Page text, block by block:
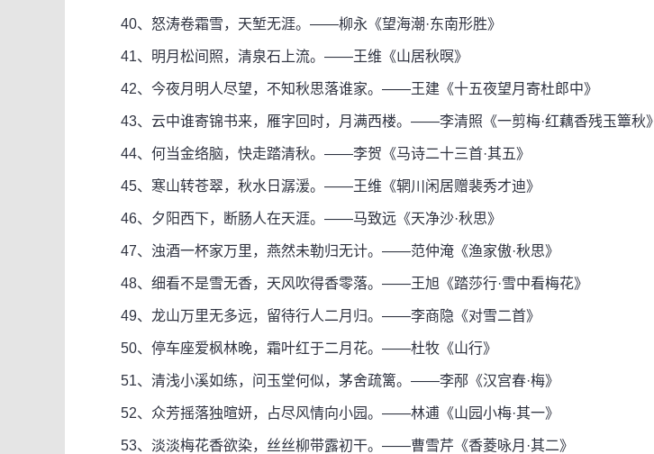
40、怒涛卷霜雪，天堑无涯。——柳永《望海潮·东南形胜》
41、明月松间照，清泉石上流。——王维《山居秋暝》
42、今夜月明人尽望，不知秋思落谁家。——王建《十五夜望月寄杜郎中》
43、云中谁寄锦书来，雁字回时，月满西楼。——李清照《一剪梅·红藕香残玉簟秋》
44、何当金络脑，快走踏清秋。——李贺《马诗二十三首·其五》
45、寒山转苍翠，秋水日潺湲。——王维《辋川闲居赠裴秀才迪》
46、夕阳西下，断肠人在天涯。——马致远《天净沙·秋思》
47、浊酒一杯家万里，燕然未勒归无计。——范仲淹《渔家傲·秋思》
48、细看不是雪无香，天风吹得香零落。——王旭《踏莎行·雪中看梅花》
49、龙山万里无多远，留待行人二月归。——李商隐《对雪二首》
50、停车座爱枫林晚，霜叶红于二月花。——杜牧《山行》
51、清浅小溪如练，问玉堂何似，茅舍疏篱。——李邴《汉宫春·梅》
52、众芳摇落独暄妍，占尽风情向小园。——林逋《山园小梅·其一》
53、淡淡梅花香欲染，丝丝柳带露初干。——曹雪芹《香菱咏月·其二》